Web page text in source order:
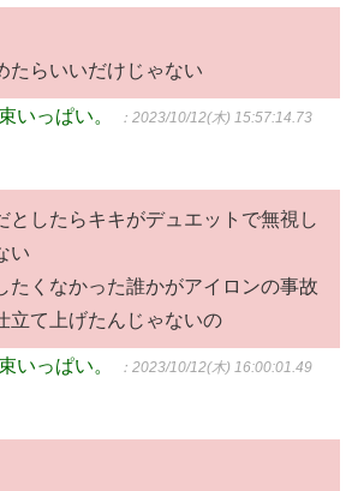
たらいいだけじゃない
いっぱい。 ：2023/10/12(木) 15:57:14.73
としたらキキがデュエットで無視し
い
たくなかった誰かがアイロンの事故
立て上げたんじゃないの
いっぱい。 ：2023/10/12(木) 16:00:01.49